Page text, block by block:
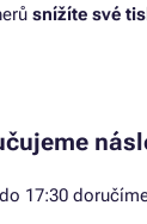
snížíte své
17:30